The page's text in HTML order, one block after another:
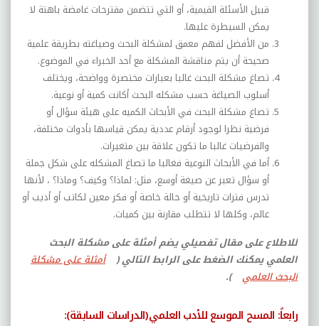
قبيل الأسئلة القيمية، أو التي تتضمن مقترحات غامضة باهتة لا
يمكن السيطرة عليها.
من الأفضل لفهم معمق لمشكلة البحث وصياغته بطريقة علمية
صحيحة أن يتم مناقشة المشكلة مع أحد الخبراء في الموضوع.
تصاغ مشكلة البحث غالبا بعبارات مختصرة وواضحة، ويختلف
أسلوب الصياغة حسب مشكله البحث أكانت كمية أو نوعية.
تصاغ مشكلة البحث في الأبحاث الكميه على هيئة سؤال أو
فرضية نظرا لوجود أرقام عددية يمكن قياسها بأدوات مختلفة،
والفرضيات غالبا ما تكون علاقة بين متغيرات.
أما في الأبحاث النوعية فغالبا ما تصاغ المشكله على شكل جملة
أو سؤال تعبر عن صيغة أوسع، مثل: لماذا؟ وكيف؟ وماذا؟ ، لأنها
تدرس فترات تاريخية أو حالة خاصة أو فكر معين لكاتب أو أديب أو
عالم، وكلها لا تتطلب مقارنة بين كميات.
للاطلاع على مقال تفصيلي يضم أمثلة على مشكلة البحث
العلمي يمكنك الضغط على الرابط التالي ( أمثلة على مشكلة
البحث العلمي ).
رابعاً: المسح الموسع للأدب العلمي(الدراسات السابقة):